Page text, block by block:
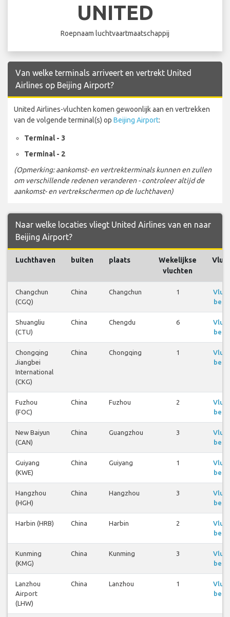
UNITED
Roepnaam luchtvaartmaatschappij
Van welke terminals arriveert en vertrekt United
Airlines op Beijing Airport?
United Airlines-vluchten komen gewoonlijk aan en vertrekken
van de volgende terminal(s) op Beijing Airport:
Terminal - 3
Terminal - 2
(Opmerking: aankomst- en vertrekterminals kunnen en zullen
om verschillende redenen veranderen - controleer altijd de
aankomst- en vertrekschermen op de luchthaven)
Naar welke locaties vliegt United Airlines van en naar
Beijing Airport?
Luchthaven buiten plaats
Wekelijkse
vluchten
Changchun
(CGQ)
China Changchun 1
Shuangliu
(CTU)
China Chengdu 6
Chongqing
Jiangbei
International
(CKG)
China Chongqing 1
Fuzhou
(FOC)
China Fuzhou 2
New Baiyun
(CAN)
China Guangzhou 3
Guiyang
(KWE)
China Guiyang 1
Hangzhou
(HGH)
China Hangzhou 3
Harbin (HRB) China Harbin 2
Kunming
(KMG)
China Kunming 3
Lanzhou
Airport
(LHW)
China Lanzhou 1